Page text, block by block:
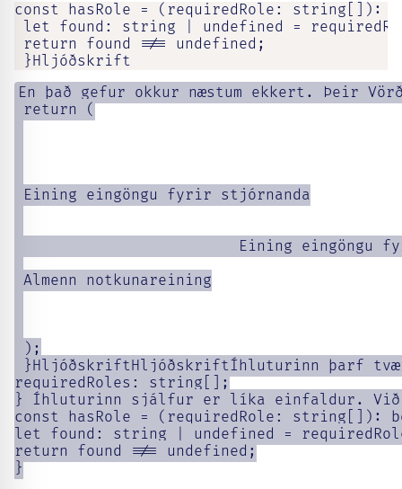
const hasRole = (requiredRole: string[]):
let found: string | undefined =
return found !== undefined;
}Hljóðskrift
En það gefur okkur næstum ekkert. Þeir
return (
Eining eingöngu fyrir stjórnanda
Eining eingöngu
Almenn notkunareining
);
}HljóðskriftHljóðskriftÍhluturinn þarf tvær
requiredRoles: string[];
} Íhluturinn sjálfur er líka einfaldur. Við
const hasRole = (requiredRole: string[]):
let found: string | undefined =
return found !== undefined;
}